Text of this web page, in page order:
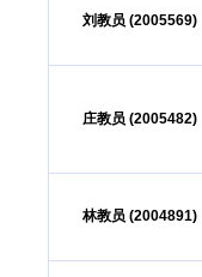
刘教员 (2005569)
庄教员 (2005482)
林教员 (2004891)